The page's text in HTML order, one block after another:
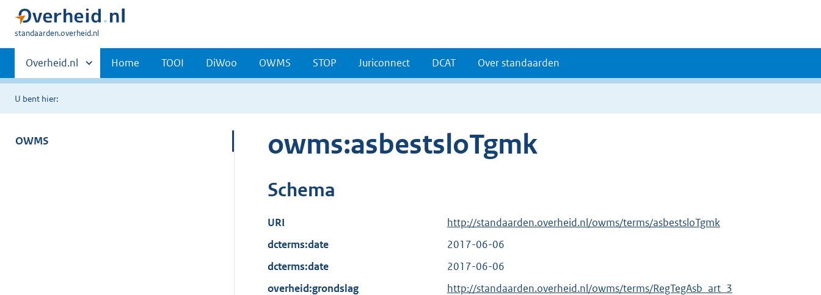
U
hier:
standaarden.overheid.nl
Primaire
navigatie
Andere
sites
binnen
Overheid.nl Home TOOI DiWoo OWMS STOP Juriconnect DCAT Over standaarden
U bent hier:
OWMS owms:asbestsloTgmk
Schema
URI
http://standaarden.overheid.nl/owms/terms/asbestsloTgmk
dcterms:date
2017-06-06
dcterms:date
2017-06-06
overheid:grondslag
http://standaarden.overheid.nl/owms/terms/RegTegAsb_art_3